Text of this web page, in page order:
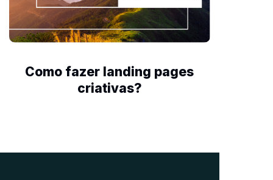
Como fazer landing pages
criativas?